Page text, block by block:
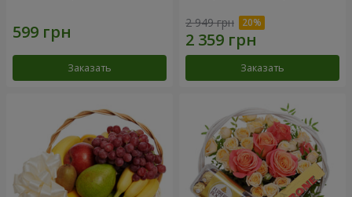
Заказать
2 949 грн
Заказать